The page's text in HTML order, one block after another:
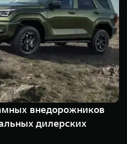
TANK 700
Сила
от 10 199
внедорожников
дилерских